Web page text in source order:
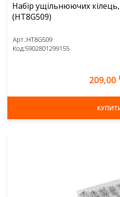
Набір ущільнюючих
(HT8G509)
Арт.:HT8G509
Код:5902801299155
209,00